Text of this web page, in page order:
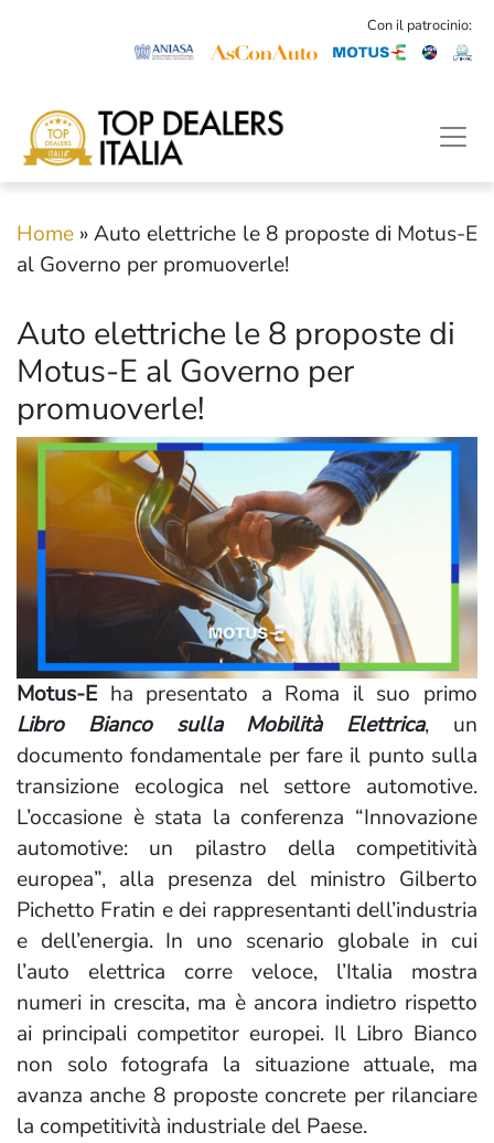
Con il patrocinio:
Home »Auto elettriche le 8 proposte di Motus-E
al Governo per promuoverle!
Auto elettriche le 8 proposte di
Motus-E al Governo per
promuoverle!
Motus-E ha presentato a Roma il suo primo
Libro Bianco sulla Mobilità Elettrica, un
documento fondamentale per fare il punto sulla
transizione ecologica nel settore automotive.
L’occasione è stata la conferenza “Innovazione
automotive: un pilastro della competitività
europea”, alla presenza del ministro Gilberto
Pichetto Fratin e dei rappresentanti dell’industria
e dell’energia. In uno scenario globale in cui
l’auto elettrica corre veloce, l’Italia mostra
numeri in crescita, ma è ancora indietro rispetto
ai principali competitor europei. Il Libro Bianco
non solo fotografa la situazione attuale, ma
avanza anche 8 proposte concrete per rilanciare
la competitività industriale del Paese.